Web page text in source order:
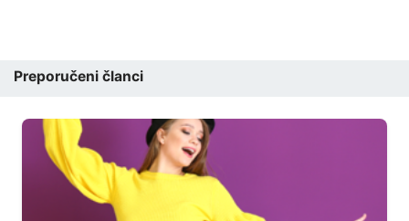
Preporučeni članci